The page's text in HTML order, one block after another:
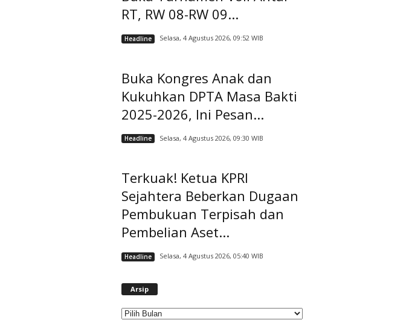
RT, RW 08-RW 09...
Headline Selasa, 4 Agustus 2026, 09:52 WIB
Buka Kongres Anak dan
Kukuhkan DPTA Masa Bakti
2025-2026, Ini Pesan...
Headline Selasa, 4 Agustus 2026, 09:30 WIB
Terkuak! Ketua KPRI
Sejahtera Beberkan Dugaan
Pembukuan Terpisah dan
Pembelian Aset...
Headline Selasa, 4 Agustus 2026, 05:40 WIB
Arsip
i